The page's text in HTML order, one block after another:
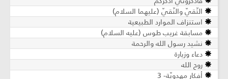
التّقيّ والنّقيّ (عليهما السلام)
استنزاف الموارد الطبيعية
مسابقة غريب طوس (عليه السلام)
نشيد رسول الله والرحمة
دعاء وزيارة
روح الله
أفكار مهدويّة- 3